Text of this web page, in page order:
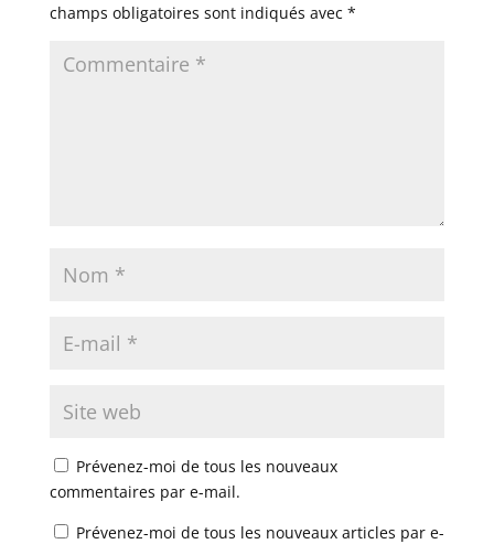
champs obligatoires sont indiqués avec *
Prévenez-moi de tous les nouveaux
commentaires par e-mail.
Prévenez-moi de tous les nouveaux articles par e-